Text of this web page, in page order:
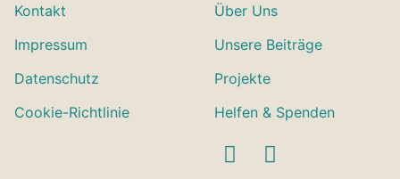
Kontakt
Impressum
Datenschutz
Cookie-Richtlinie
Über Uns
Unsere Beiträge
Projekte
Helfen & Spenden